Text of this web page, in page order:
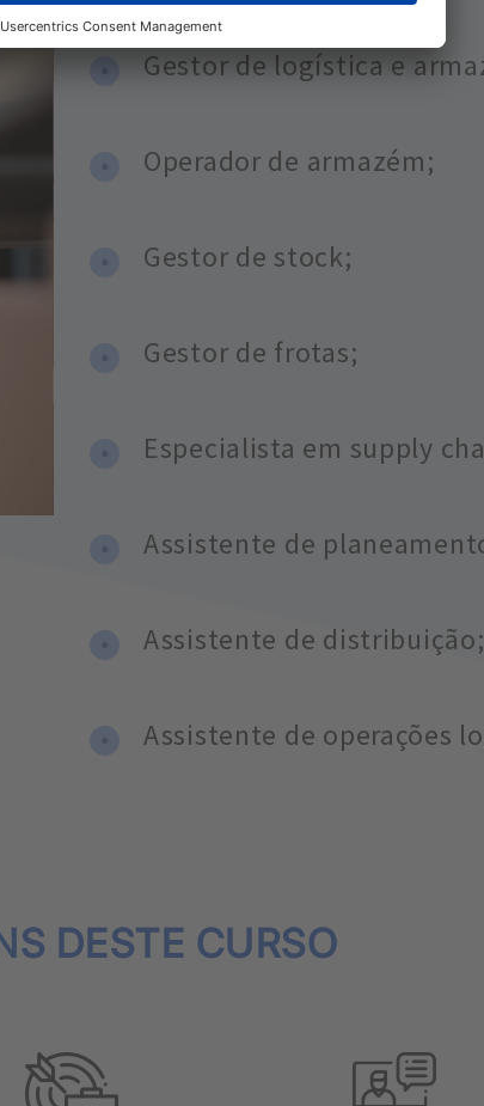
Gestor de logística e
Operador de armazém;
Gestor de stock;
Gestor de frotas;
Especialista em supply
Assistente de
Assistente de distribuição;
Assistente de operações
DESTE CURSO